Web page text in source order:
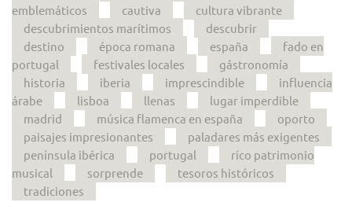
emblemáticos
cautiva
cultura vibrante
descubrimientos marítimos
descubrir
destino
época romana españa
fado en
portugal
festivales locales
gástronomía
historia
iberia imprescindible
influencia
árabe
lisboa llenas
lugar imperdible
madrid
música flamenca en españa
oporto
paisajes impresionantes
paladares más exigentes
península ibérica
portugal
ríco patrimonio
musical
sorprende
tesoros históricos
tradiciones